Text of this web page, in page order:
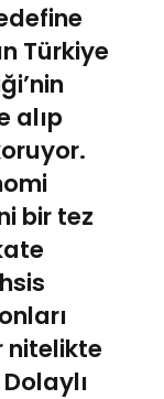
Türkiye
alıp
bir tez
nitelikte